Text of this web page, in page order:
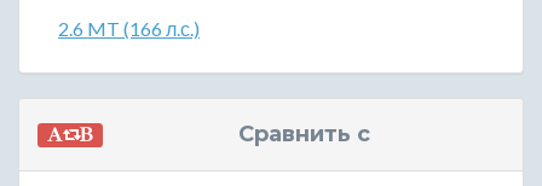
2.6 MT (166 л.с.)
Сравнить с